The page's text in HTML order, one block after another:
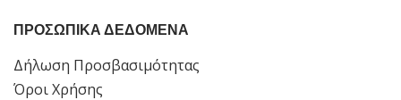
ΠΡΟΣΩΠΙΚΑ ΔΕΔΟΜΕΝΑ
Δήλωση Προσβασιμότητας
Όροι Χρήσης